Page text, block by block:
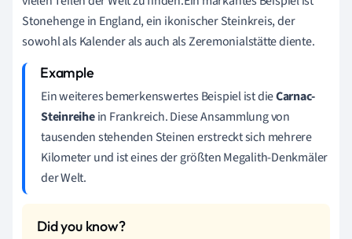
Stonehenge in England, ein ikonischer Steinkreis, der
sowohl als Kalender als auch als Zeremonialstätte diente.
Ein weiteres bemerkenswertes Beispiel ist dieCarnac-
Steinreihein Frankreich. Diese Ansammlung von
tausenden stehenden Steinen erstreckt sich mehrere
Kilometer und ist eines der größten Megalith-Denkmäler
der Welt.